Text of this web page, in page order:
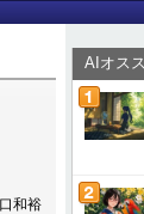
和裕
AIオス